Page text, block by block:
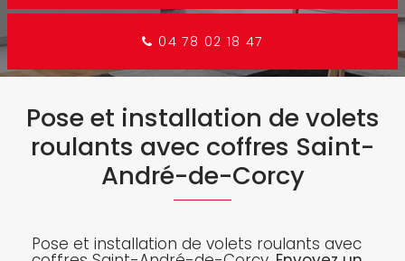
04 78 02 18 47
Pose et installation de volets
roulants avec coffres Saint-
André-de-Corcy
Pose et installation de volets roulants avec